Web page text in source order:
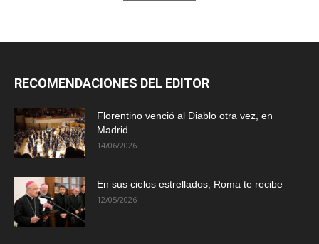
RECOMENDACIONES DEL EDITOR
Florentino venció al Diablo otra vez, en
Madrid
14/06/2026
En sus cielos estrellados, Roma te recibe
12/05/2026